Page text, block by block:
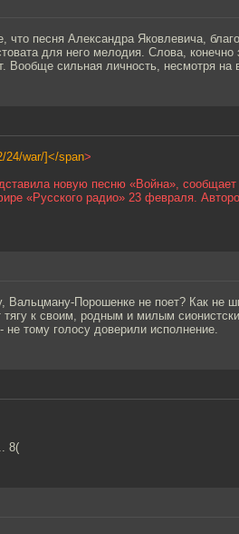
что песня Александра Яковлевича,
для него мелодия. Слова,
Вообще сильная личность, несмотря на
24/war/]</span>
новую песню «Война»,
«Русского радио» 23 февраля.
Вальцману-Порошенке не поет? Как не
тягу к своим, родным и милым
тому голосу доверили исполнение.
8(